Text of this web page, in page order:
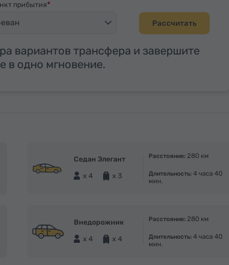
прибытия
Рассчитать
вариантов трансфера и завершите
в одно мгновение.
Седан Элегант
x 4
x 3
Расстояние: 280 км
Длительность: 4 часа 40
мин.
Внедорожник
x 4
x 4
Расстояние: 280 км
Длительность: 4 часа 40
мин.